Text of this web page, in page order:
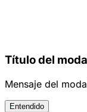
Título del
Mensaje del
Entendido